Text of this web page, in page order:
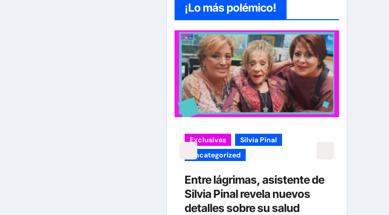
¡Lo más polémico!
Exclusivas
Silvia Pinal
Uncategorized
Entre lágrimas, asistente de
Silvia Pinal revela nuevos
detalles sobre su salud